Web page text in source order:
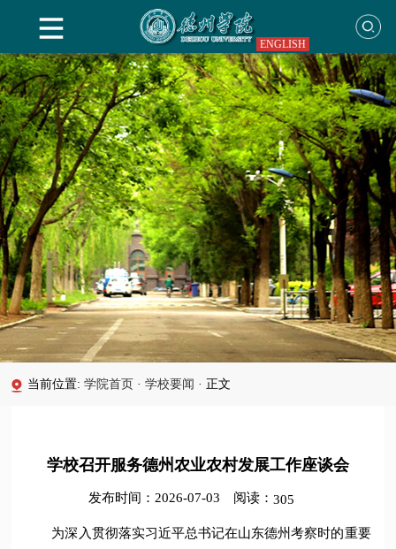
ENGLISH
当前位置:学院首页 · 学校要闻 · 正文
学校召开服务德州农业农村发展工作座谈会
发布时间：2026-07-03 阅读： 305
为深入贯彻落实习近平总书记在山东德州考察时的重要